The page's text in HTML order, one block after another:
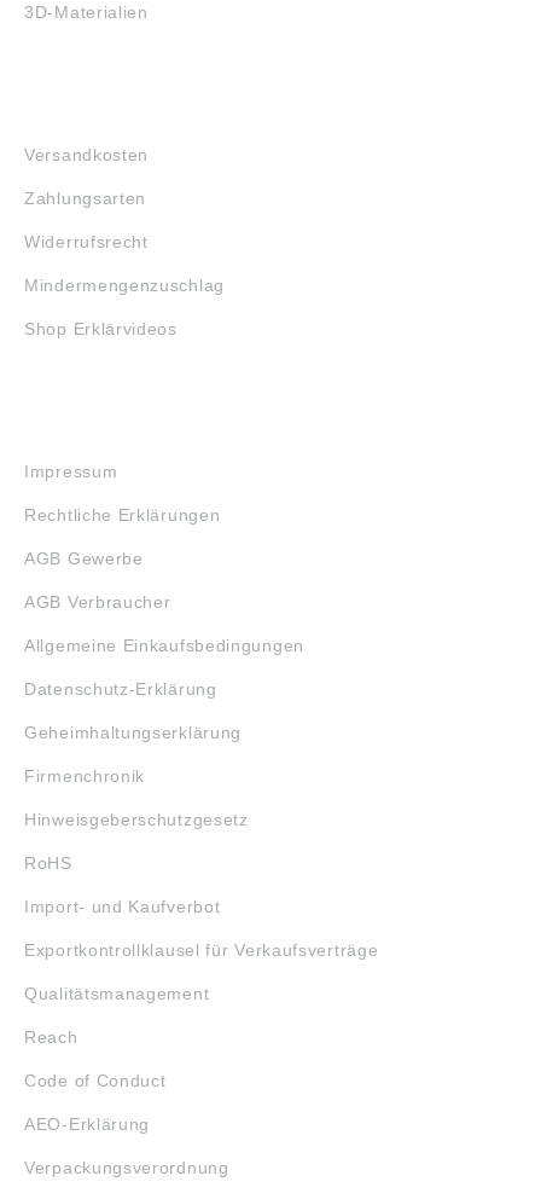
3D-Materialien
Versandkosten
Zahlungsarten
Widerrufsrecht
Mindermengenzuschlag
Shop Erklärvideos
Impressum
Rechtliche Erklärungen
AGB Gewerbe
AGB Verbraucher
Allgemeine Einkaufsbedingungen
Datenschutz-Erklärung
Geheimhaltungserklärung
Firmenchronik
Hinweisgeberschutzgesetz
RoHS
Import- und Kaufverbot
Exportkontrollklausel für Verkaufsverträge
Qualitätsmanagement
Reach
Code of Conduct
AEO-Erklärung
Verpackungsverordnung